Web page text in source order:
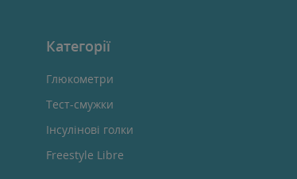
Категорії
Глюкометри
Тест-смужки
Інсулінові голки
Freestyle Libre